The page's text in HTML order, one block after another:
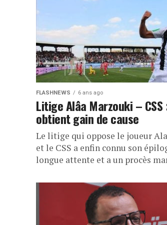
FLASHNEWS 6 ans ago
Litige Alâa Marzouki –
obtient gain de cause
Le litige qui oppose le joueur
et le CSS a enfin connu son
longue attente et a un procès